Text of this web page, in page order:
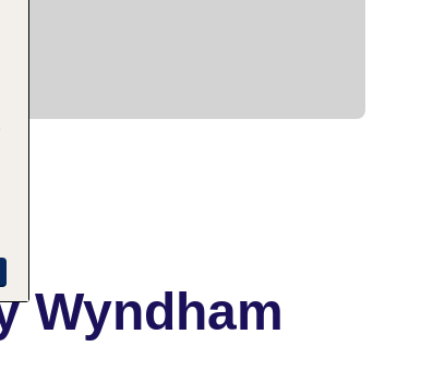
Wyndham